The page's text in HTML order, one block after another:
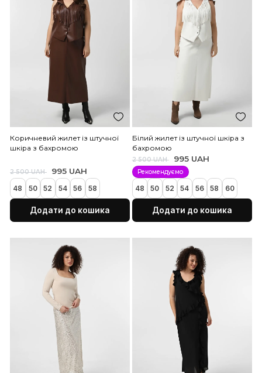
Сіра спідниця із пайєток
48 50 52 54 56 60
Чорний жилет із
бахромою
2 500 UAH 995 UAH
48 50 52 54 56